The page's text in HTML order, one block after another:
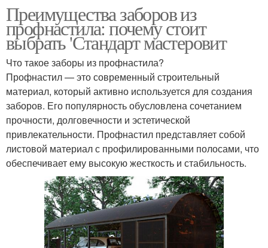
Преимущества заборов из
профнастила: почему стоит
выбрать 'Стандарт мастеровит
Что такое заборы из профнастила?
Профнастил — это современный строительный
материал, который активно используется для создания
заборов. Его популярность обусловлена сочетанием
прочности, долговечности и эстетической
привлекательности. Профнастил представляет собой
листовой материал с профилированными полосами, что
обеспечивает ему высокую жесткость и стабильность.